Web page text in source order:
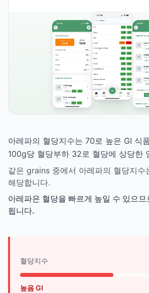
아레파의 혈당지수는 70로 높은 GI 식
100g당 혈당부하 32로 혈당에 상당한
같은 grains 중에서 아레파의 혈당지수
해당합니다.
아레파은 혈당을 빠르게 높일 수 있으
됩니다.
혈당지수
높음 GI